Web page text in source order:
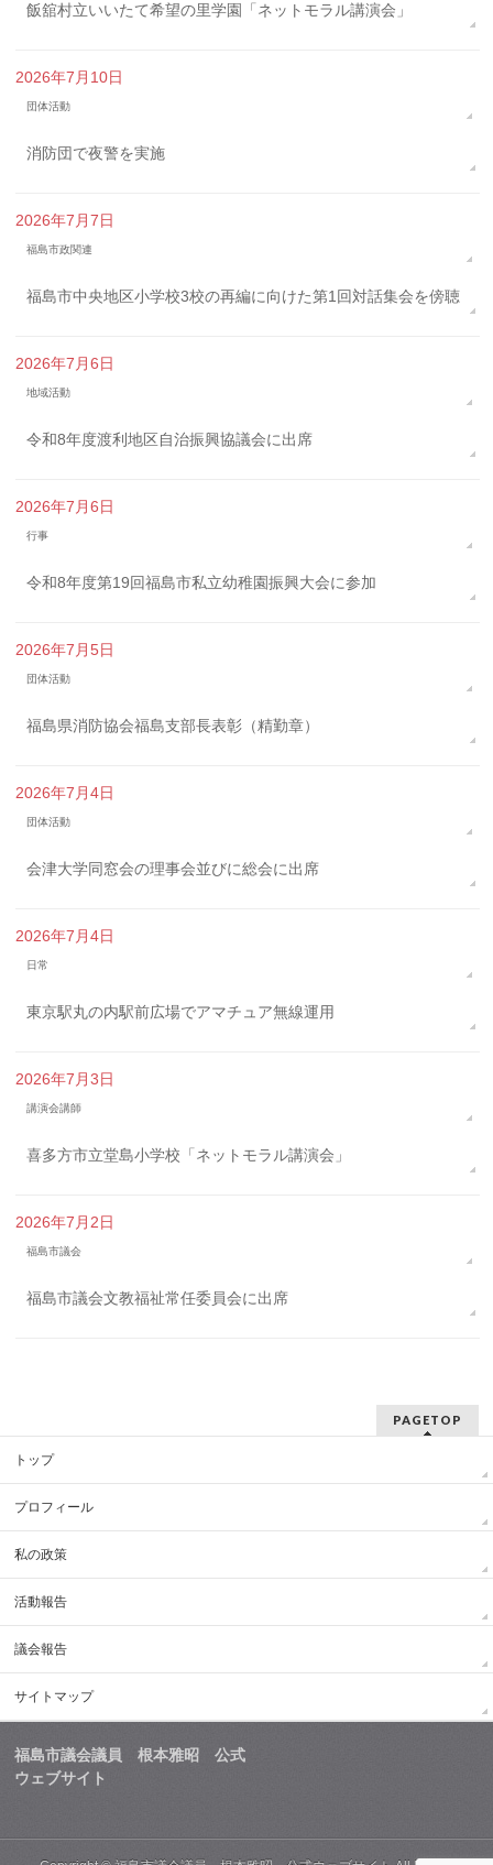
飯舘村立いいたて希望の里学園「ネットモラル講演会」
2026年7月10日
団体活動
消防団で夜警を実施
2026年7月7日
福島市政関連
福島市中央地区小学校3校の再編に向けた第1回対話集会を傍聴
2026年7月6日
地域活動
令和8年度渡利地区自治振興協議会に出席
2026年7月6日
行事
令和8年度第19回福島市私立幼稚園振興大会に参加
2026年7月5日
団体活動
福島県消防協会福島支部長表彰（精勤章）
2026年7月4日
団体活動
会津大学同窓会の理事会並びに総会に出席
2026年7月4日
日常
東京駅丸の内駅前広場でアマチュア無線運用
2026年7月3日
講演会講師
喜多方市立堂島小学校「ネットモラル講演会」
2026年7月2日
福島市議会
福島市議会文教福祉常任委員会に出席
PAGETOP
トップ
プロフィール
私の政策
活動報告
議会報告
サイトマップ
福島市議会議員 根本雅昭 公式
ウェブサイト